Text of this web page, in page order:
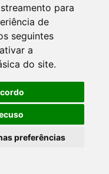
para
de
seguintes
a
do site.
preferências